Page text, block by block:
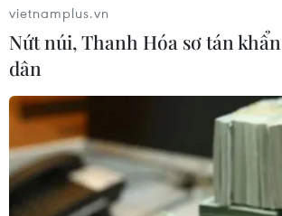
vietnamplus.vn
Nứt núi, Thanh Hóa sơ tán
dân